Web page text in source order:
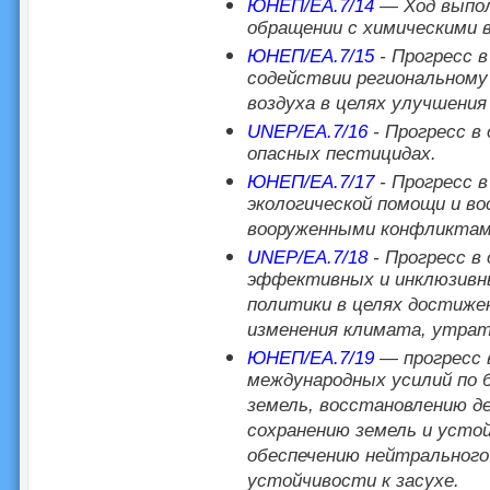
ЮНЕП/EA.7/14— Ход
обращении с
ЮНЕП/EA.7/15- Прогресс
содействии
воздуха в целях
UNEP/EA.7/16- Прогресс в
опасных пестицидах.
ЮНЕП/EA.7/17- Прогресс
экологической помощи и
вооруженными
UNEP/EA.7/18- Прогресс в
эффективных и
политики в целях
изменения климата,
ЮНЕП/EA.7/19— прогресс
международных усилий по
земель, восстановлению
сохранению земель и
обеспечению
устойчивости к засухе.